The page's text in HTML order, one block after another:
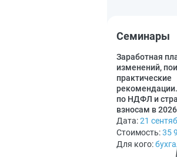
Семинары
Заработная
изменений,
практические
по НДФЛ и
взносам в
Дата:21
Стоимость:35
Для кого: